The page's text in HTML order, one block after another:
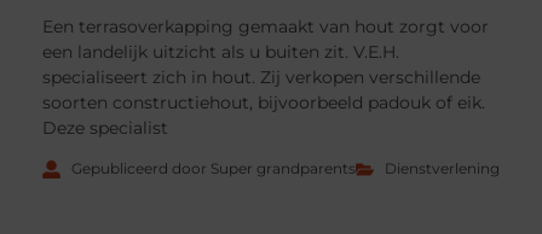
Een terrasoverkapping gemaakt van hout zorgt voor
een landelijk uitzicht als u buiten zit. V.E.H.
specialiseert zich in hout. Zij verkopen verschillende
soorten constructiehout, bijvoorbeeld padouk of eik.
Deze specialist
Gepubliceerd door Super grandparents Dienstverlening